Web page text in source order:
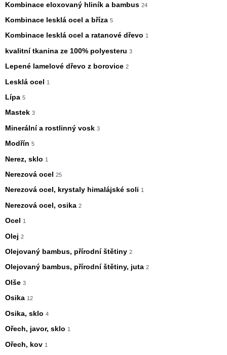
Kombinace eloxovaný hliník a bambus 24
Kombinace lesklá ocel a bříza 5
Kombinace lesklá ocel a ratanové dřevo 1
kvalitní tkanina ze 100% polyesteru 3
Lepené lamelové dřevo z borovice 2
Lesklá ocel 1
Lípa 5
Mastek 3
Minerální a rostlinný vosk 3
Modřín 5
Nerez, sklo 1
Nerezová ocel 25
Nerezová ocel, krystaly himalájské soli 1
Nerezová ocel, osika 2
Ocel 1
Olej 2
Olejovaný bambus, přírodní štětiny 2
Olejovaný bambus, přírodní štětiny, juta 2
Olše 3
Osika 12
Osika, sklo 4
Ořech, javor, sklo 1
Ořech, kov 1